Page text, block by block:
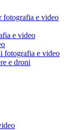
fotografia e video
e video
fotografia e video
e droni